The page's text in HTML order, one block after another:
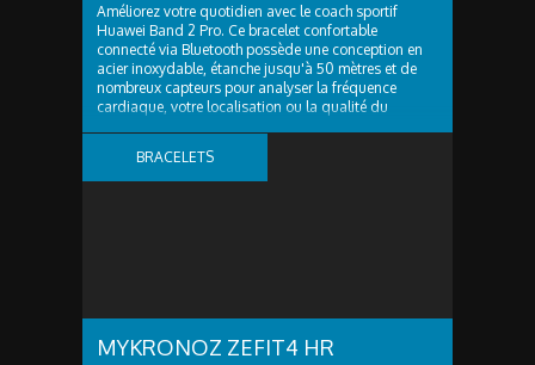
Améliorez votre quotidien avec le coach sportif
Huawei Band 2 Pro. Ce bracelet confortable
connecté via Bluetooth possède une conception en
acier inoxydable, étanche jusqu'à 50 mètres et de
nombreux capteurs pour analyser la fréquence
cardiaque, votre localisation ou la qualité du
BRACELETS
MYKRONOZ ZEFIT4 HR